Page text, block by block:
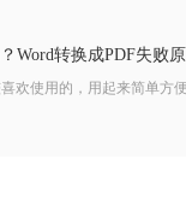
Word转换成PDF失败
使用的，用起来简单方